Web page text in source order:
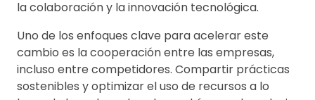
la colaboración y la innovación tecnológica.
Uno de los enfoques clave para acelerar este
cambio es la cooperación entre las empresas,
incluso entre competidores. Compartir prácticas
sostenibles y optimizar el uso de recursos a lo